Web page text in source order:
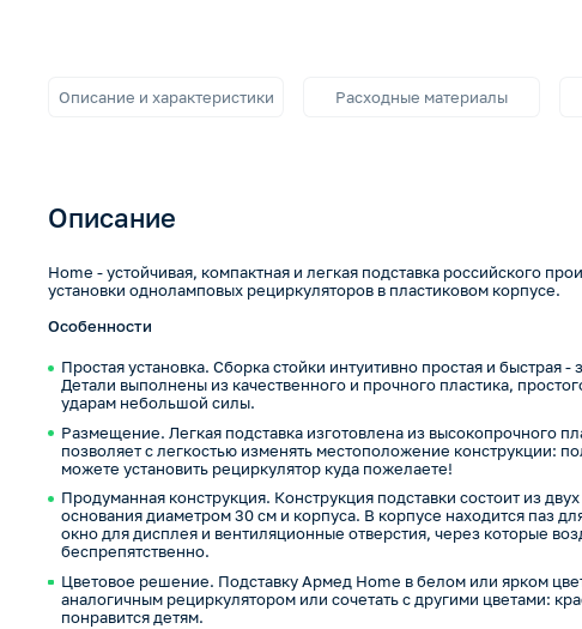
Описание и характеристики Расходные материалы
Описание
Home - устойчивая, компактная и легкая подставка российского
установки одноламповых рециркуляторов в пластиковом корпусе.
Особенности
Простая установка. Сборка стойки интуитивно простая и быстрая -
Детали выполнены из качественного и прочного пластика,
ударам небольшой силы.
Размещение. Легкая подставка изготовлена из высокопрочного
позволяет с легкостью изменять местоположение конструкции:
можете установить рециркулятор куда пожелаете!
Продуманная конструкция. Конструкция подставки состоит из
основания диаметром 30 см и корпуса. В корпусе находится паз
окно для дисплея и вентиляционные отверстия, через которые
беспрепятственно.
Цветовое решение. Подставку Армед Home в белом или ярком
аналогичным рециркулятором или сочетать с другими цветами:
понравится детям.